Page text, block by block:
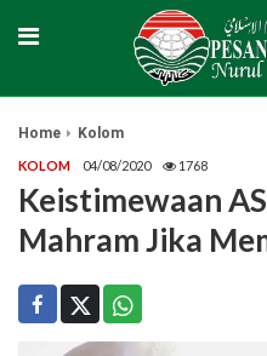
Home Kolom
KOLOM 04/08/2020 1768
Keistimewaan
Mahram Jika